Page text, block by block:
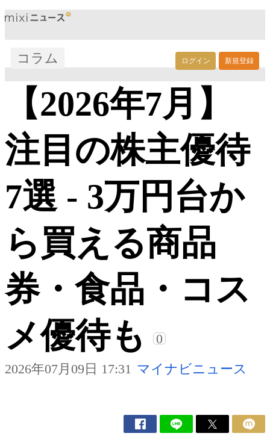
ログイン 新規登録
コラム
【2026年7月】
注目の株主優待
7選 - 3万円台か
ら買える商品
券・食品・コス
メ優待も
0
2026年07月09日 17:31 マイナビニュース